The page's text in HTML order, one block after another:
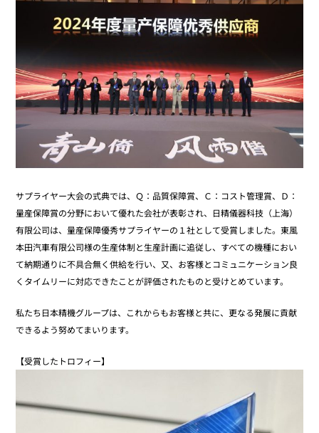
サプライヤー大会の式典では、Ｑ：品質保障賞、Ｃ：コスト管理賞、Ｄ：
量産保障賞の分野において優れた会社が表彰され、日精儀器科技（上海）
有限公司は、量産保障優秀サプライヤーの１社として受賞しました。東風
本田汽車有限公司様の生産体制と生産計画に追従し、すべての機種におい
て納期通りに不具合無く供給を行い、又、お客様とコミュニケーション良
くタイムリーに対応できたことが評価されたものと受けとめています。
私たち日本精機グループは、これからもお客様と共に、更なる発展に貢献
できるよう努めてまいります。
【受賞したトロフィー】